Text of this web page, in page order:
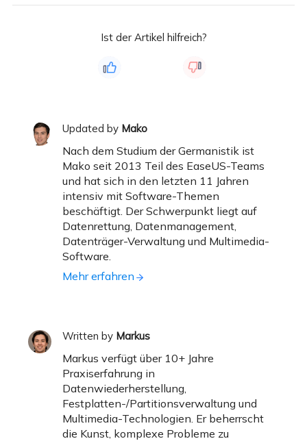
Ist der Artikel hilfreich?
Updated by Mako
Nach dem Studium der Germanistik ist
Mako seit 2013 Teil des EaseUS-Teams
und hat sich in den letzten 11 Jahren
intensiv mit Software-Themen
beschäftigt. Der Schwerpunkt liegt auf
Datenrettung, Datenmanagement,
Datenträger-Verwaltung und Multimedia-
Software.
Mehr erfahren
Written by Markus
Markus verfügt über 10+ Jahre
Praxiserfahrung in
Datenwiederherstellung,
Festplatten-/Partitionsverwaltung und
Multimedia-Technologien. Er beherrscht
die Kunst, komplexe Probleme zu